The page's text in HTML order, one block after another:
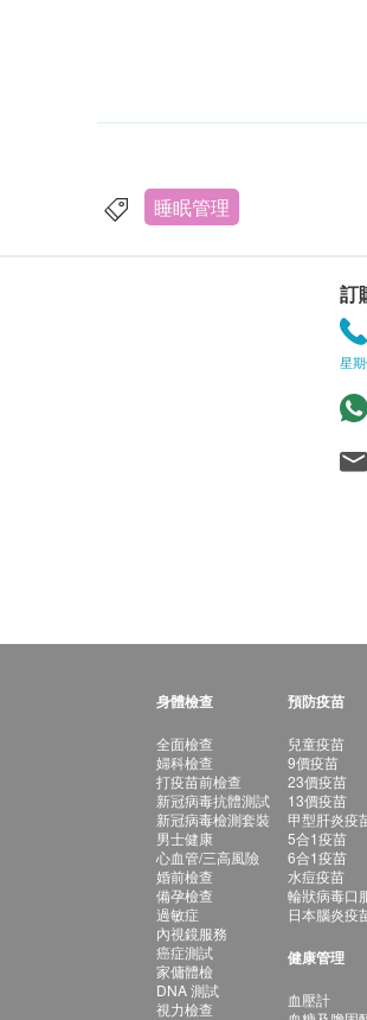
睡眠管理
訂
星
身體檢查
全面檢查
婦科檢查
打疫苗前檢查
新冠病毒抗體測試
新冠病毒檢測套裝
男士健康
心血管/三高風險
婚前檢查
備孕檢查
過敏症
內視鏡服務
癌症測試
家傭體檢
DNA 測試
視力檢查
預防疫苗
兒童疫苗
9價疫苗
23價疫苗
13價疫苗
甲型肝炎疫
5合1疫苗
6合1疫苗
水痘疫苗
輪狀病毒口
日本腦炎疫
健康管理
血壓計